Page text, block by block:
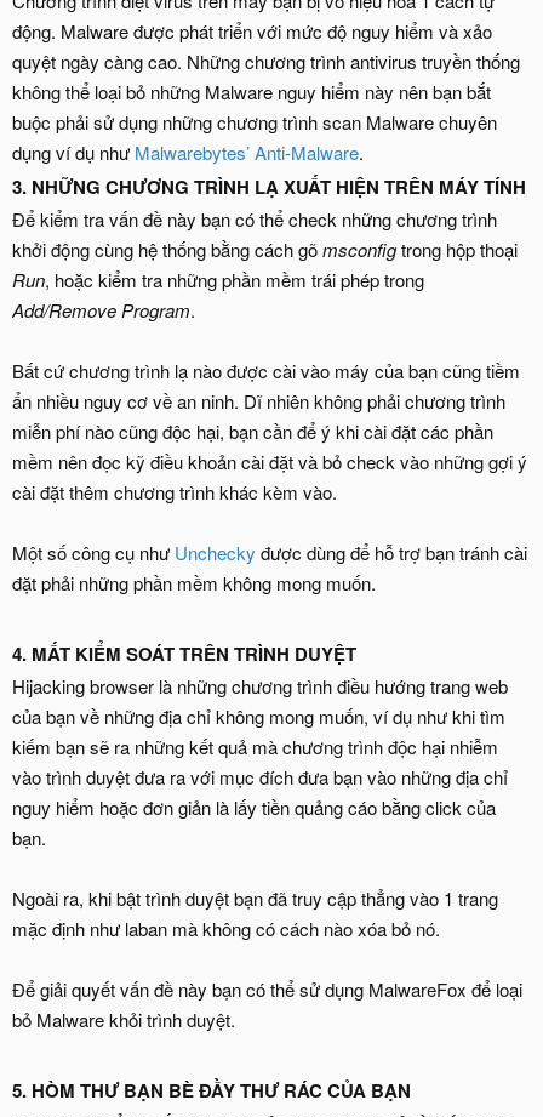
động. Malware được phát triển với mức độ nguy hiểm và xảo
quyệt ngày càng cao. Những chương trình antivirus truyền thống
không thể loại bỏ những Malware nguy hiểm này nên bạn bắt
buộc phải sử dụng những chương trình scan Malware chuyên
dụng ví dụ như Malwarebytes’ Anti-Malware.
3. NHỮNG CHƯƠNG TRÌNH LẠ XUẤT HIỆN TRÊN MÁY TÍNH
Để kiểm tra vấn đề này bạn có thể check những chương trình
khởi động cùng hệ thống bằng cách gõmsconfigtrong hộp thoại
Run, hoặc kiểm tra những phần mềm trái phép trong
Add/Remove Program.
Bất cứ chương trình lạ nào được cài vào máy của bạn cũng tiềm
ẩn nhiều nguy cơ về an ninh. Dĩ nhiên không phải chương trình
miễn phí nào cũng độc hại, bạn cần để ý khi cài đặt các phần
mềm nên đọc kỹ điều khoản cài đặt và bỏ check vào những gợi ý
cài đặt thêm chương trình khác kèm vào.
Một số công cụ như Unchecky được dùng để hỗ trợ bạn tránh cài
đặt phải những phần mềm không mong muốn.
4. MẤT KIỂM SOÁT TRÊN TRÌNH DUYỆT
Hijacking browser là những chương trình điều hướng trang web
của bạn về những địa chỉ không mong muốn, ví dụ như khi tìm
kiếm bạn sẽ ra những kết quả mà chương trình độc hại nhiễm
vào trình duyệt đưa ra với mục đích đưa bạn vào những địa chỉ
nguy hiểm hoặc đơn giản là lấy tiền quảng cáo bằng click của
bạn.
Ngoài ra, khi bật trình duyệt bạn đã truy cập thẳng vào 1 trang
mặc định như laban mà không có cách nào xóa bỏ nó.
Để giải quyết vấn đề này bạn có thể sử dụng MalwareFox để loại
bỏ Malware khỏi trình duyệt.
5. HÒM THƯ BẠN BÈ ĐẦY THƯ RÁC CỦA BẠN